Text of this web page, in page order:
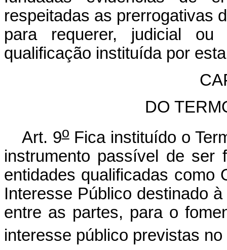
respeitadas as prerrogativas
para requerer, judicial ou
qualificação instituída por
DO
Art. 9oFica instituído o
instrumento passível de ser
entidades qualificadas como
Interesse Público destinado
entre as partes, para o
interesse público previstas no